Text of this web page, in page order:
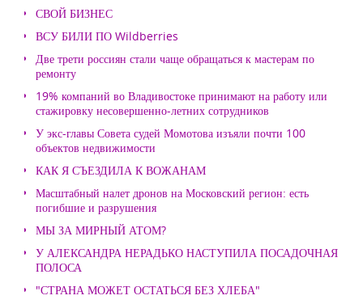
СВОЙ БИЗНЕС
ВСУ БИЛИ ПО Wildberries
Две трети россиян стали чаще обращаться к мастерам по
ремонту
19% компаний во Владивостоке принимают на работу или
стажировку несовершенно-летних сотрудников
У экс-главы Совета судей Момотова изъяли почти 100
объектов недвижимости
КАК Я СЪЕЗДИЛА К ВОЖАНАМ
Масштабный налет дронов на Московский регион: есть
погибшие и разрушения
МЫ ЗА МИРНЫЙ АТОМ?
У АЛЕКСАНДРА НЕРАДЬКО НАСТУПИЛА ПОСАДОЧНАЯ
ПОЛОСА
"СТРАНА МОЖЕТ ОСТАТЬСЯ БЕЗ ХЛЕБА"